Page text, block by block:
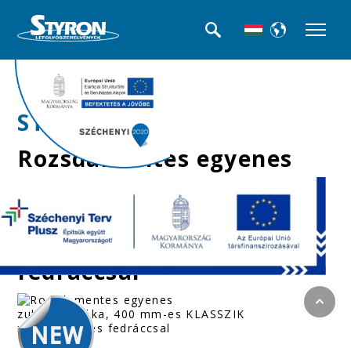
>>Beltéri folyókák
STY-RM-30-K
Rozsdamentes egyenes
zuhanyfolyóka, 400
mm-es KLASSZIK
rozsdmanetes
fedráccsal